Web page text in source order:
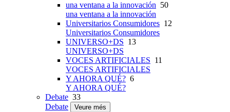
una ventana a la innovación 50
una ventana a la innovación
Universitarios Consumidores 12
Universitarios Consumidores
UNIVERSO+DS 13
UNIVERSO+DS
VOCES ARTIFICIALES 11
VOCES ARTIFICIALES
Y AHORA QUÉ? 6
Y AHORA QUÉ?
Debate 33
Debate
Veure més